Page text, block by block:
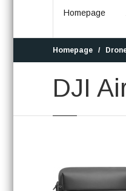
Homepage
Homepage
DJI